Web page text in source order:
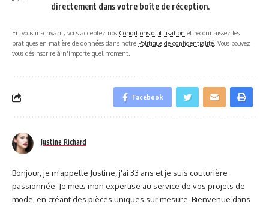
directement dans votre boîte de réception.
En vous inscrivant, vous acceptez nos Conditions d'utilisation et reconnaissez les
pratiques en matière de données dans notre Politique de confidentialité . Vous pouvez
vous désinscrire à n'importe quel moment.
Facebook
Justine Richard
Bonjour, je m'appelle Justine, j'ai 33 ans et je suis couturière
passionnée. Je mets mon expertise au service de vos projets de
mode, en créant des pièces uniques sur mesure. Bienvenue dans